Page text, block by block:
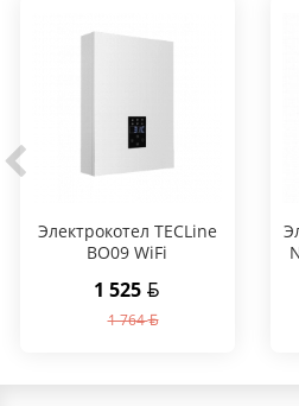
Электрокотел TECLine
BO09 WiFi
1 525
1 764